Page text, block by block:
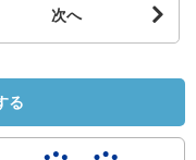
次へ
る